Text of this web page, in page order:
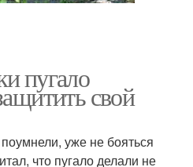
пугало
свой
уже не бояться
что пугало делали не